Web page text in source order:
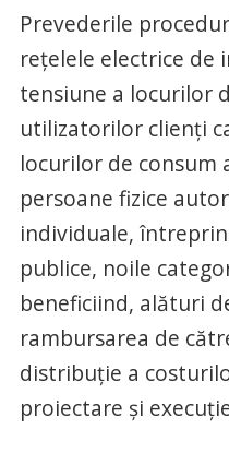
Prevederile
reţelele electrice de
tensiune a locurilor
utilizatorilor clienţi
locurilor de
persoane fizice
individuale,
publice, noile
beneficiind, alături
rambursarea de
distribuţie a
proiectare şi